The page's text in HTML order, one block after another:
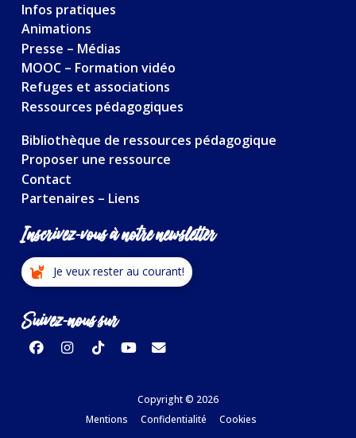
Infos pratiques
Animations
Presse – Médias
MOOC – Formation vidéo
Refuges et associations
Ressources pédagogiques
Bibliothèque de ressources pédagogique
Proposer une ressource
Contact
Partenaires – Liens
Inscrivez-vous à notre newsletter
Je veux rester au courant!
Suivez-nous sur
Copyright © 2026
Mentions
Confidentialité Cookies